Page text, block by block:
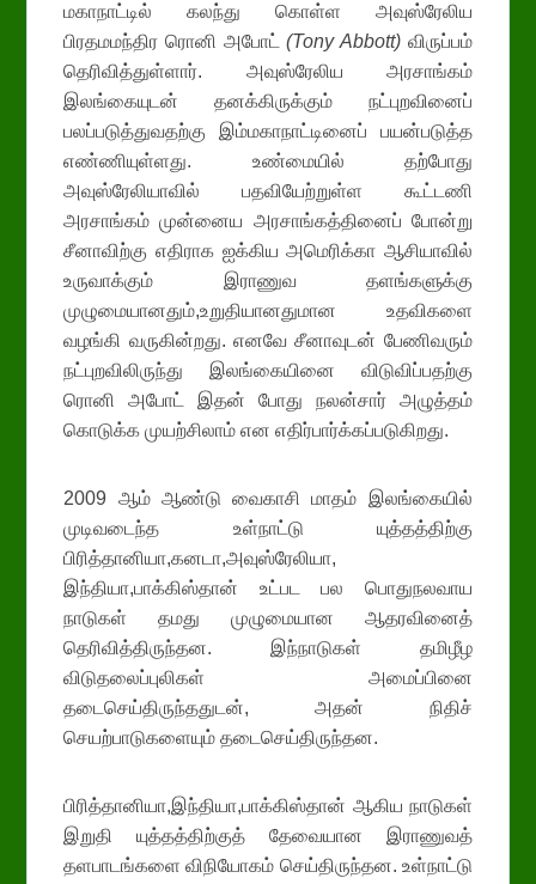
மகாநாட்டில் கலந்து கொள்ள அவுஸ்ரேலிய
பிரதமமந்திர ரொனி அபோட்(Tony Abbott)விருப்பம்
தெரிவித்துள்ளார். அவுஸ்ரேலிய அரசாங்கம்
இலங்கையுடன் தனக்கிருக்கும் நட்புறவினைப்
பலப்படுத்துவதற்கு இம்மகாநாட்டினைப் பயன்படுத்த
எண்ணியுள்ளது. உண்மையில் தற்போது
அவுஸ்ரேலியாவில் பதவியேற்றுள்ள கூட்டணி
அரசாங்கம் முன்னைய அரசாங்கத்தினைப் போன்று
சீனாவிற்கு எதிராக ஐக்கிய அமெரிக்கா ஆசியாவில்
உருவாக்கும் இராணுவ தளங்களுக்கு
முழுமையானதும்,உறுதியானதுமான உதவிகளை
வழங்கி வருகின்றது. எனவே சீனாவுடன் பேணிவரும்
நட்புறவிலிருந்து இலங்கையினை விடுவிப்பதற்கு
ரொனி அபோட் இதன் போது நலன்சார் அழுத்தம்
கொடுக்க முயற்சிலாம் என எதிர்பார்க்கப்படுகிறது.
2009 ஆம் ஆண்டு வைகாசி மாதம் இலங்கையில்
முடிவடைந்த உள்நாட்டு யுத்தத்திற்கு
பிரித்தானியா,கனடா,அவுஸ்ரேலியா,
இந்தியா,பாக்கிஸ்தான் உட்பட பல பொதுநலவாய
நாடுகள் தமது முழுமையான ஆதரவினைத்
தெரிவித்திருந்தன. இந்நாடுகள் தமிழீழ
விடுதலைப்புலிகள் அமைப்பினை
தடைசெய்திருந்ததுடன், அதன் நிதிச்
செயற்பாடுகளையும் தடைசெய்திருந்தன.
பிரித்தானியா,இந்தியா,பாக்கிஸ்தான் ஆகிய நாடுகள்
இறுதி யுத்தத்திற்குத் தேவையான இராணுவத்
தளபாடங்களை விநியோகம் செய்திருந்தன. உள்நாட்டு